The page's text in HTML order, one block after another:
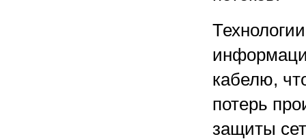
кабелю,
потерь
защиты